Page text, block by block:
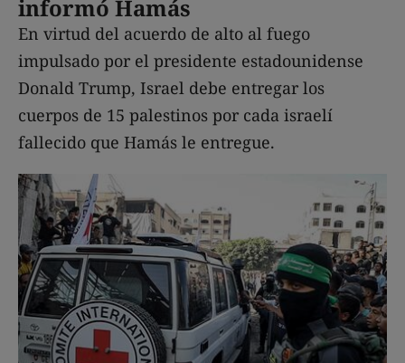
informó Hamás
En virtud del acuerdo de alto al fuego
impulsado por el presidente estadounidense
Donald Trump, Israel debe entregar los
cuerpos de 15 palestinos por cada israelí
fallecido que Hamás le entregue.